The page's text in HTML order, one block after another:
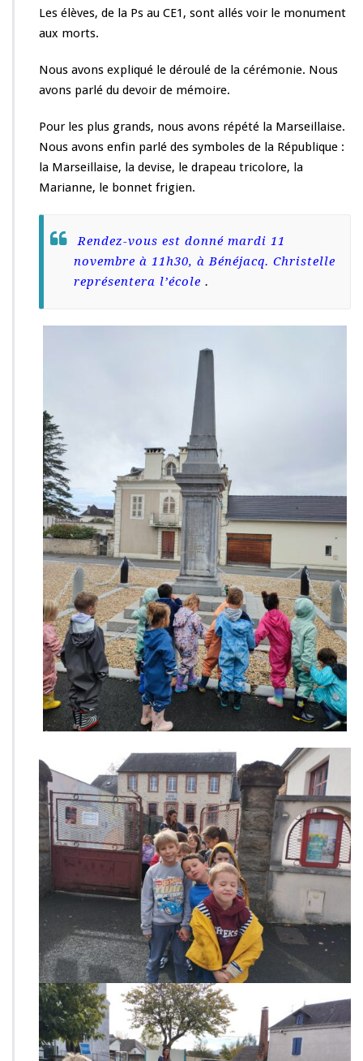
é
a
n
d
u
v
e
e
Les élèves, de la Ps au CE1, sont allés voir le monument
aux morts.
Nous avons expliqué le déroulé de la cérémonie. Nous
avons parlé du devoir de mémoire.
Pour les plus grands, nous avons répété la Marseillaise.
Nous avons enfin parlé des symboles de la République :
la Marseillaise, la devise, le drapeau tricolore, la
Marianne, le bonnet frigien.
Rendez-vous est donné mardi 11
novembre à 11h30, à Bénéjacq. Christelle
représentera l’école .